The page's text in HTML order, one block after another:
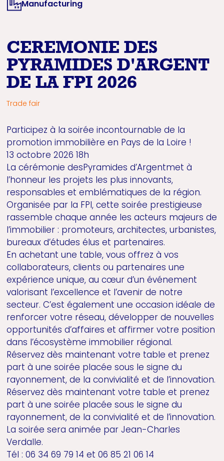
Manufacturing
CEREMONIE DES
PYRAMIDES D'ARGENT
DE LA FPI 2026
Trade fair
Participez à la soirée incontournable de la
promotion immobilière en Pays de la Loire !
13 octobre 2026 18h
La cérémonie desPyramides d’Argentmet à
l’honneur les projets les plus innovants,
responsables et emblématiques de la région.
Organisée par la FPI, cette soirée prestigieuse
rassemble chaque année les acteurs majeurs de
l’immobilier : promoteurs, architectes, urbanistes,
bureaux d’études élus et partenaires.
En achetant une table, vous offrez à vos
collaborateurs, clients ou partenaires une
expérience unique, au cœur d’un événement
valorisant l’excellence et l’avenir de notre
secteur. C’est également une occasion idéale de
renforcer votre réseau, développer de nouvelles
opportunités d’affaires et affirmer votre position
dans l’écosystème immobilier régional.
Réservez dès maintenant votre table et prenez
part à une soirée placée sous le signe du
rayonnement, de la convivialité et de l’innovation.
Réservez dès maintenant votre table et prenez
part à une soirée placée sous le signe du
rayonnement, de la convivialité et de l’innovation.
La soirée sera animée par Jean-Charles
Verdalle.
Tél : 06 34 69 79 14 et 06 85 21 06 14